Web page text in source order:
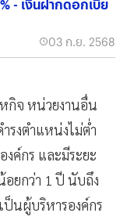
ย
03 ก.ย. 2568
กิจ หน่วยงานอื่น
รงตำแหน่งไม่ต่ำ
ค์กร และมีระยะ
อยกว่า 1 ปี นับถึง
นผู้บริหารองค์กร